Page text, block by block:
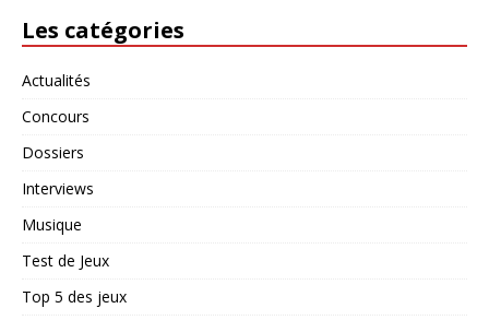
Les catégories
Actualités
Concours
Dossiers
Interviews
Musique
Test de Jeux
Top 5 des jeux